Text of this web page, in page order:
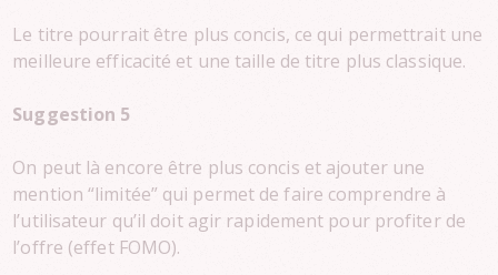
Le titre pourrait être plus concis, ce qui permettrait une
meilleure efficacité et une taille de titre plus classique.
Suggestion 5
On peut là encore être plus concis et ajouter une
mention “limitée” qui permet de faire comprendre à
l’utilisateur qu’il doit agir rapidement pour profiter de
l’offre (effet FOMO).